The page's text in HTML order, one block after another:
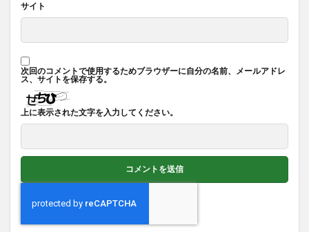
サイト
次回のコメントで使用するためブラウザーに自分の名前、メールアドレ
ス、サイトを保存する。
上に表示された文字を入力してください。